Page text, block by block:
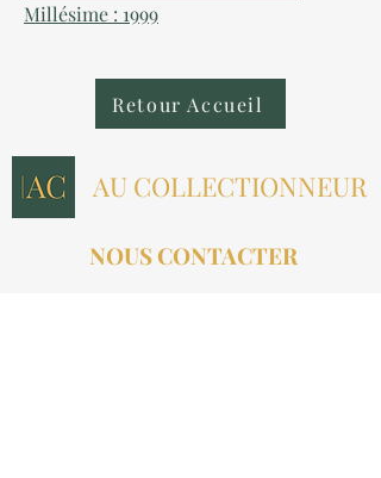
Millésime : 1999
Retour Accueil
AU COLLECTIONNEUR
NOUS CONTACTER